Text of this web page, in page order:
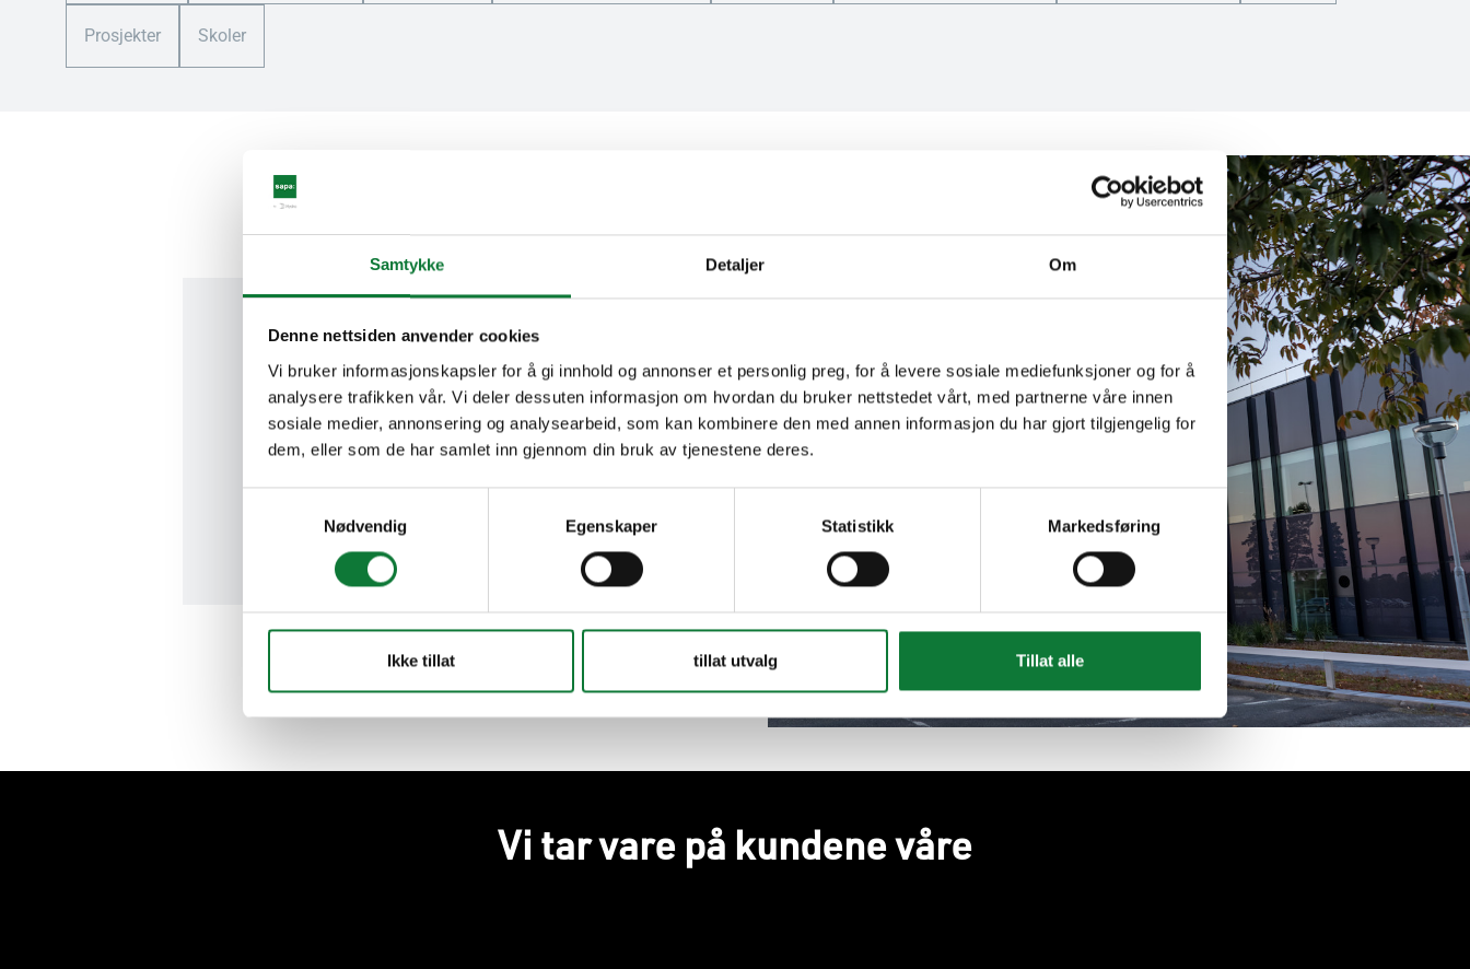
Samtykke Detaljer Om
Denne nettsiden anvender cookies
Vi bruker informasjonskapsler for å gi innhold og annonser et personlig preg, for å levere sosiale mediefunksjoner og for å
analysere trafikken vår. Vi deler dessuten informasjon om hvordan du bruker nettstedet vårt, med partnerne våre innen
sosiale medier, annonsering og analysearbeid, som kan kombinere den med annen informasjon du har gjort tilgjengelig for
dem, eller som de har samlet inn gjennom din bruk av tjenestene deres.
Nødvendig
Egenskaper Statistikk Markedsføring
Ikke tillat tillat utvalg Tillat alle
Prosjekter Skoler
Kontakt oss
Kontakt oss og møt dine kontakter.
Vi tar vare på kundene våre